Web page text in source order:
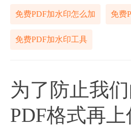
免费PDF加水印怎么加 免费
免费PDF加水印工具
为了防止我
PDF格式再